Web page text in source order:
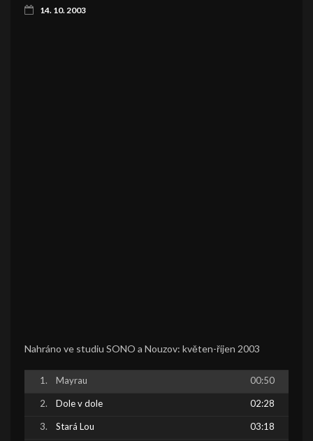
14. 10. 2003
Nahráno ve studiu SONO a Nouzov: květen-říjen 2003
Mayrau 00:50
Dole v dole 02:28
Stará Lou 03:18